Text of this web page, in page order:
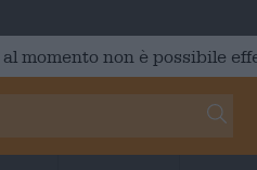
momento non è possibile